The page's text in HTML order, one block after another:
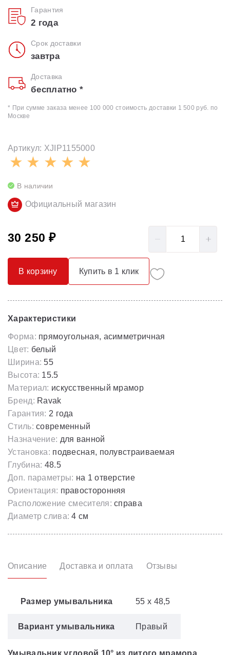
Гарантия
2 года
Срок доставки
завтра
Доставка
бесплатно *
* При сумме заказа менее 100 000 стоимость доставки 1 500 руб. по
Москве
Артикул: XJIP1155000
В наличии
Официальный магазин
30 250 ₽
В корзину Купить в 1 клик
Характеристики
Форма: прямоугольная, асимметричная
Цвет: белый
Ширина: 55
Высота: 15.5
Материал: искусственный мрамор
Бренд: Ravak
Гарантия: 2 года
Стиль: современный
Назначение: для ванной
Установка: подвесная, полувстраиваемая
Глубина: 48.5
Доп. параметры: на 1 отверстие
Ориентация: правосторонняя
Расположение смесителя: справа
Диаметр слива: 4 см
Описание Доставка и оплата Отзывы
Размер умывальника 55 x 48,5
Вариант умывальника Правый
Умывальник угловой 10° из литого мрамора.